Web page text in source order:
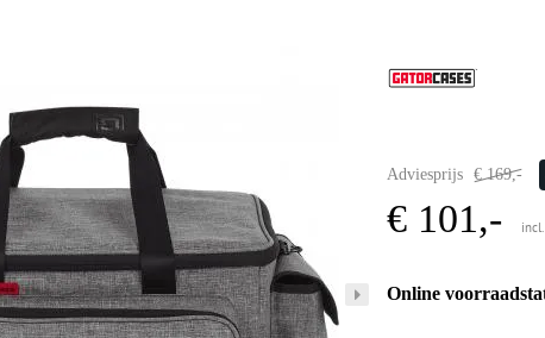
Adviesprijs € 169,-
€ 101,-
Online